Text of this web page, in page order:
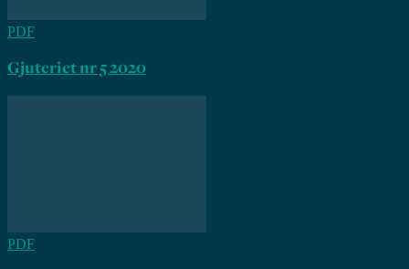
PDF
Gjuteriet nr 5 2020
PDF